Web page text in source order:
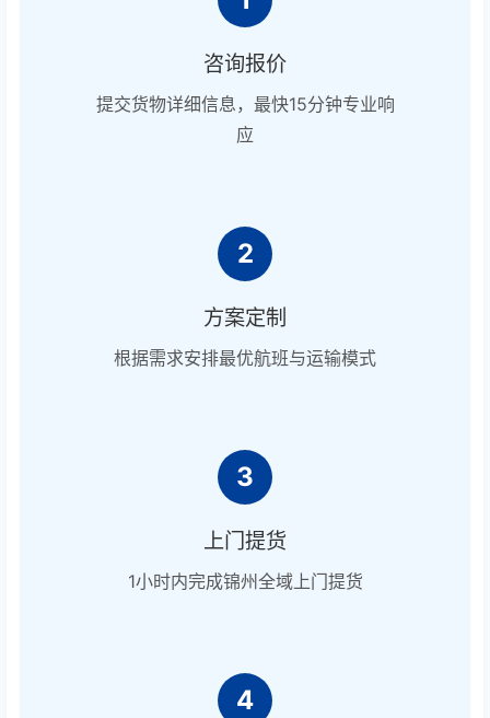
咨询报价
提交货物详细信息，最快15分钟专业响
应
2
方案定制
根据需求安排最优航班与运输模式
3
上门提货
1小时内完成锦州全域上门提货
4